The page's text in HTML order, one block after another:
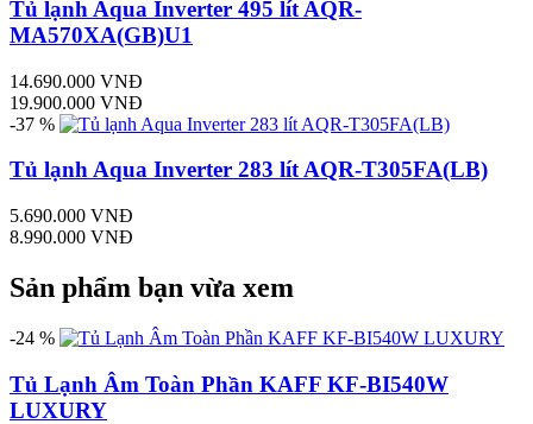
Tủ lạnh Aqua Inverter 495 lít AQR-
MA570XA(GB)U1
14.690.000 VNĐ
19.900.000 VNĐ
-37 %
Tủ lạnh Aqua Inverter 283 lít AQR-T305FA(LB)
5.690.000 VNĐ
8.990.000 VNĐ
Sản phẩm bạn vừa xem
-24 %
Tủ Lạnh Âm Toàn Phần KAFF KF-BI540W
LUXURY